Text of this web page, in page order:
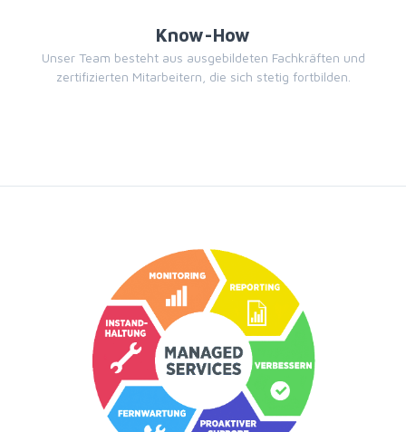
Know-How
Unser Team besteht aus ausgebildeten Fachkräften und
zertifizierten Mitarbeitern, die sich stetig fortbilden.